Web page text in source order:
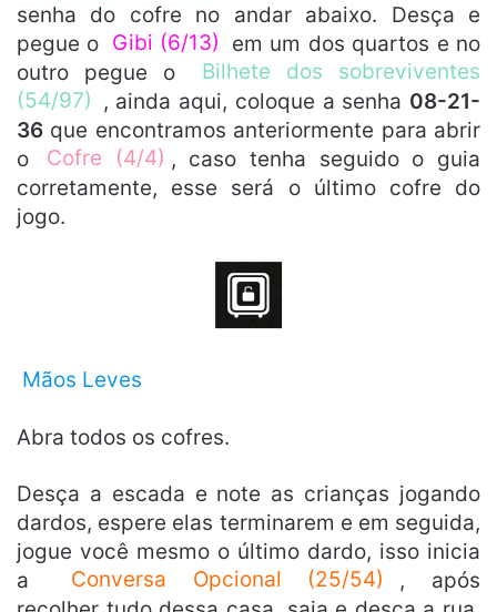
senha do cofre no andar abaixo. Desça e
pegue o Gibi (6/13)
em um dos quartos e no
outro pegue o
Bilhete dos sobreviventes
(54/97)
, ainda aqui, coloque a senha 08-21-
36 que encontramos anteriormente para abrir
o
Cofre (4/4) , caso tenha seguido o guia
corretamente, esse será o último cofre do
jogo.
Mãos Leves
Abra todos os cofres.
Desça a escada e note as crianças jogando
dardos, espere elas terminarem e em seguida,
jogue você mesmo o último dardo, isso inicia
a
Conversa Opcional (25/54)
, após